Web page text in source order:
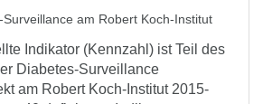
am Robert Koch-Institut
Indikator (Kennzahl) ist Teil des
Diabetes-Surveillance
am Robert Koch-Institut 2015-